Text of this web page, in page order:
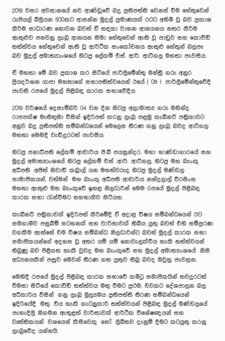
2019 වසර අවසානයේ නව ආණ්ඩුවේ බදු ප්‍රතිපත්ති වෙනස් වීම හේතුවෙන්
රුපියල් බිලියන 500කට ආසන්න මුදල් ප්‍රමාණයක් රටට අහිමි වූ බව ප්‍රකාශ
කිරීම සාධාරණ නොවන බවත් ඒ සඳහා වාහන ආනයනය නතර කිරීම
ඇතුළුව පනවනු ලැබූ ආනයන සිමා හේතුවෙන් ඇති වූ පාඩුව සහ කොවිඩ්
තත්ත්වය හේතුවෙන් ඇති වූ ආර්ථික සංකෝචනය ඇතුළු හේතුන් බලපෑ
බව මුදල් අමාත්‍යාංශයේ හිටපු ලේකම් එස්. ආර්. ආටිගල මහතා පැවසිය.
ඒ මහතා මේ බව ප්‍රකාශ කර සිටියේ පාර්ලිමේන්තු මන්ත්‍රී ගරු අනුර
ප්‍රියදර්ශන යාපා මහතාගේ සභාපතිත්වයෙන් ඊයේ ( 08 ) පාර්ලිමේන්තුවේදී
පැවති රජයේ මුදල් පිළිබඳ කාරක සභාවේදීය.
2019 වර්ෂයේ දෙසැම්බර් 04 වන දින හිටපු අග්‍රාමාත්‍ය ගරු මහින්ද
රාජපක්ෂ මැතිතුමා විසින් ඉදිරිපත් කරනු ලැබූ පළමු කැබිනට් පත්‍රිකාවට
අනුව බදු ප්‍රතිපත්ති සම්බන්ධයෙන් මෙලෙස තීරණ ගනු ලැබූ බවද ආටිගල
මහතා මෙහිදී වැඩිදුරටත් පැවසීය.
හිටපු ජනාධිපති ලේකම් ආචාර්ය පී.බී ජයසුන්දර, මහා භාණ්ඩාගාරයේ සහ
මුදල් අමාත්‍යාංශයේ හිටපු ලේකම් එස්. ආර්. ආටිගල, හිටපු මහ බැංකු
අධිපති අජිත් නිවාඩ් කබ්‍රාල් යන මහත්වරුද හිටපු මුදල් මණ්ඩල
සාමාජිකයන්, වත්මන් මහ බැංකු අධිපති ආචාර්ය නන්දලාල් වීරසිංහ
මහතා ඇතුළු මහ බැංකුවේ ඉහළ නිලධාරීන් මෙම රජයේ මුදල් පිළිබඳ
කාරක සභා රැස්වීමට සහභාගීව සිටියහ.
කැබිනට් පත්‍රිකාවක් ඉදිරිපත් කිරීමේදී ඒ අදාළ විෂය සම්බන්ධයෙන් ඊට
සමගාමීව පසුබිම් සටහනක් සහ වාර්තාවක් තිබිය යුතු බවත් එහි සම්පුරණ
වගකීම ඇත්තේ එම විෂය සම්බන්ධ නිලධාරීන්ට බවත් මුදල් කාරක සභා
සමාජිකයන්ගේ අදහස වූ අතර යම් යම් නොවැලක්විය හැකි තත්ත්වයන්
තිබුණු බව පිළිගත හැකි වුවද මහ බැංකුවේ සහ මුදල් අමාත්‍යංශයේ නිසි
අධ්‍යනයකින් පසුව මෙවන් තීරණ ගත යුතුව තිබු බවද ඔවුහු පැවසූහ.
මෙහිදී රජයේ මුදල් පිළිබඳ කාරක සභාවේ කමිටු සමාජිකයින් තවදුරටත්
විමසා සිටියේ කොවිඩ් තත්ත්වය මතු වීමට ප්‍රථම, එවකට දේශපාලන බල
අධිකාරිය විසින් ගනු ලැබූ මුල්‍යමය ප්‍රතිපත්ති තීරණ සම්බන්ධයෙන්
ඉදිරියේදී මතු විය හැකි ගැටලුකාරී තත්ත්වයන් පිළිබඳ මුදල් මණ්ඩලයේ
පැහැදිලි නිගමන ඇතුළත් වාර්තාවක් ආර්ථික විශේෂඥයන් සහ
වෘත්තිකයන් වශයෙන් කිසිවෙකු හෝ ලිඛිතව දැනුම් දීමට කටයුතු කරනු
ලැබුවේද යන්නයි.